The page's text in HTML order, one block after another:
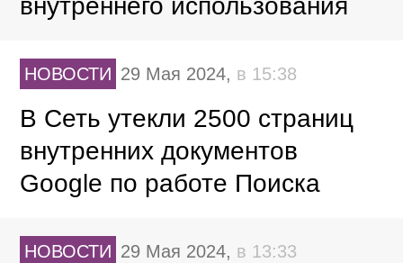
внутреннего использования
НОВОСТИ 29 Мая 2024, в 15:38
В Сеть утекли 2500 страниц
внутренних документов
Google по работе Поиска
НОВОСТИ 29 Мая 2024, в 13:33